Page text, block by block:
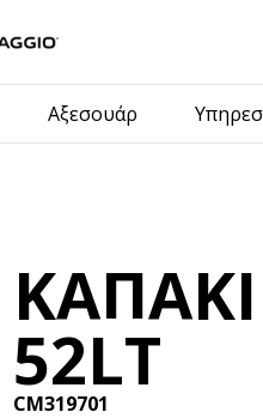
Αξεσουάρ
52LT
CM319701